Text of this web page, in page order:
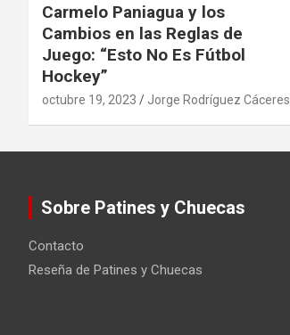
Carmelo Paniagua y los
Cambios en las Reglas de
Juego: “Esto No Es Fútbol
Hockey”
octubre 19, 2023 Jorge Rodríguez Cáceres
Sobre Patines y Chuecas
Contacto
Reseña de Patines y Chuecas